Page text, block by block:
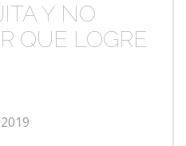
Y NO
QUE LOGRE